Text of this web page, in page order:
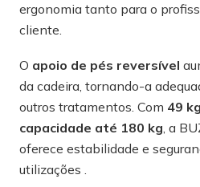
ergonomia tanto para o
cliente.
O apoio de pés reversível
da cadeira, tornando-a
outros tratamentos. Com 49
capacidade até 180 kg, a
oferece estabilidade e
utilizações .